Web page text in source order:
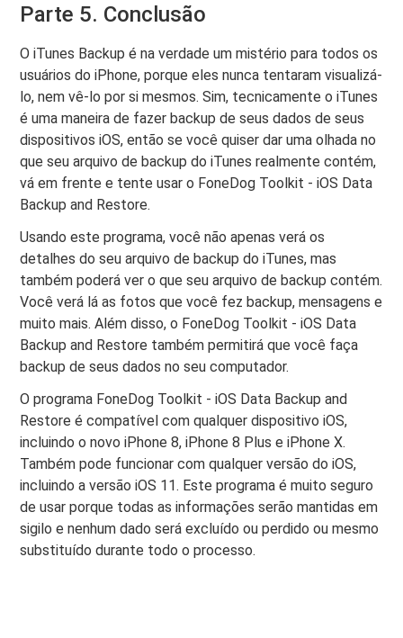
Parte 5. Conclusão
O iTunes Backup é na verdade um mistério para todos os
usuários do iPhone, porque eles nunca tentaram visualizá-
lo, nem vê-lo por si mesmos. Sim, tecnicamente o iTunes
é uma maneira de fazer backup de seus dados de seus
dispositivos iOS, então se você quiser dar uma olhada no
que seu arquivo de backup do iTunes realmente contém,
vá em frente e tente usar o FoneDog Toolkit - iOS Data
Backup and Restore.
Usando este programa, você não apenas verá os
detalhes do seu arquivo de backup do iTunes, mas
também poderá ver o que seu arquivo de backup contém.
Você verá lá as fotos que você fez backup, mensagens e
muito mais. Além disso, o FoneDog Toolkit - iOS Data
Backup and Restore também permitirá que você faça
backup de seus dados no seu computador.
O programa FoneDog Toolkit - iOS Data Backup and
Restore é compatível com qualquer dispositivo iOS,
incluindo o novo iPhone 8, iPhone 8 Plus e iPhone X.
Também pode funcionar com qualquer versão do iOS,
incluindo a versão iOS 11. Este programa é muito seguro
de usar porque todas as informações serão mantidas em
sigilo e nenhum dado será excluído ou perdido ou mesmo
substituído durante todo o processo.